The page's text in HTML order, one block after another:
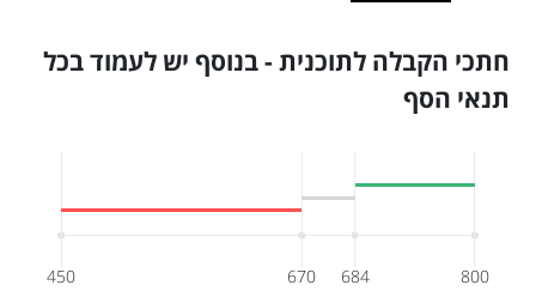
חתכי הקבלה לתוכנית - בנוסף יש לעמוד בכל
תנאי הסף
450 670 684 800